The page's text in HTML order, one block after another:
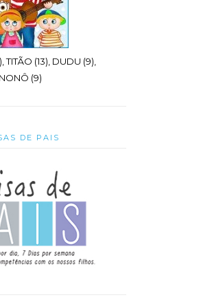
TITÃO (13), DUDU (9),
NONÔ (9)
DE PAIS